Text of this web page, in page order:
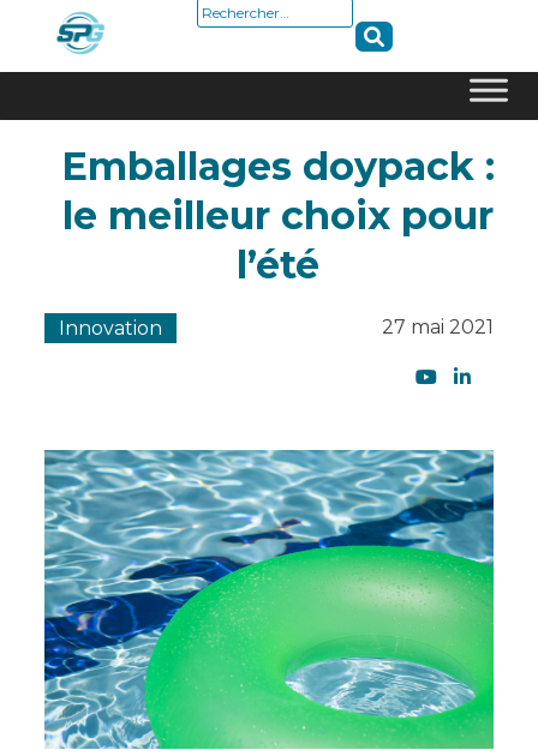
Rechercher :
Emballages doypack :
le meilleur choix pour
l’été
Innovation 27 mai 2021